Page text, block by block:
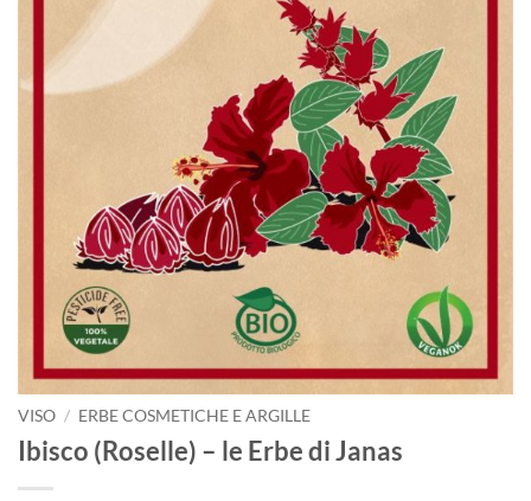
VISO / ERBE COSMETICHE E ARGILLE
Ibisco (Roselle) – le Erbe di Janas